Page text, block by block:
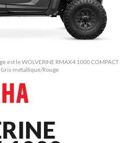
est le WOLVERINE RMAX4 1000 COMPACT
Gris métallique/Rouge